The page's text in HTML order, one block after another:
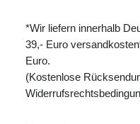
*Wir liefern innerhalb
39,- Euro
Euro.
(Kostenlose